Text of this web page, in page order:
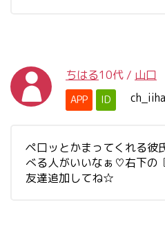
ちはる10代 / 山口
APP ID ch_iiha
ペ口ッとかまってくれる彼
べる人がいいなぁ♡右下の
友達追加してね☆